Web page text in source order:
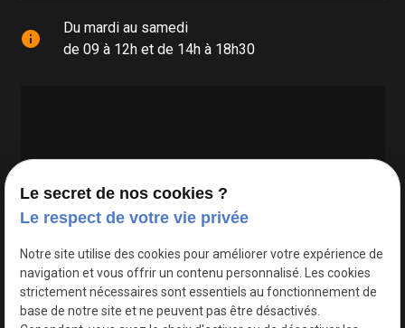
info
Du mardi au samedi
de 09 à 12h et de 14h à 18h30
Google Maps Search API est désactivé.
Le secret de nos cookies ?
Le respect de votre vie privée
Notre site utilise des cookies pour améliorer votre expérience de
navigation et vous offrir un contenu personnalisé. Les cookies
strictement nécessaires sont essentiels au fonctionnement de
base de notre site et ne peuvent pas être désactivés.